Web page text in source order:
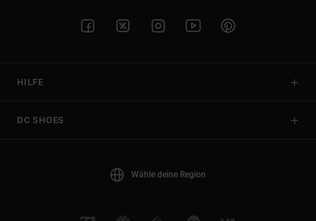
HILFE
DC SHOES
Wähle deine Region